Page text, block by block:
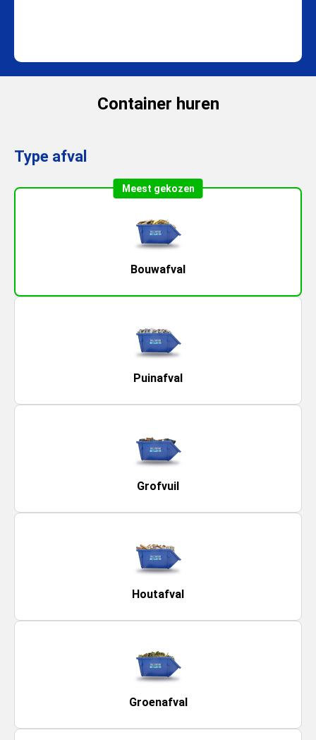
Container huren
Type afval
Meest gekozen
Bouwafval
Puinafval
Grofvuil
Houtafval
Groenafval